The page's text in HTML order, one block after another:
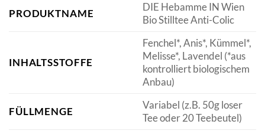
PRODUKTNAME
DIE Hebamme IN Wien
Bio Stilltee Anti-Colic
INHALTSSTOFFE
Fenchel*, Anis*, Kümmel*,
Melisse*, Lavendel (*aus
kontrolliert biologischem
Anbau)
FÜLLMENGE
Variabel (z.B. 50g loser
Tee oder 20 Teebeutel)